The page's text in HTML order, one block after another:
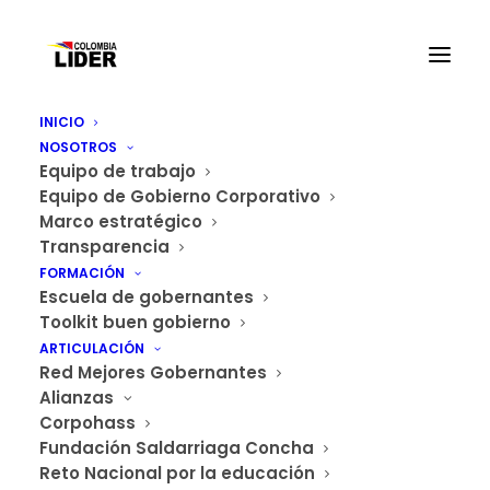
INICIO
NOSOTROS
Equipo de trabajo
Equipo de Gobierno Corporativo
Marco estratégico
Transparencia
FORMACIÓN
Escuela de gobernantes
Toolkit buen gobierno
ARTICULACIÓN
Red Mejores Gobernantes
Alianzas
Corpohass
Fundación Saldarriaga Concha
Reto Nacional por la educación
Para acceder a esta capacitación,
Colombia Líder a través de la Escuela de
Gobernantes, abrió convocatoria para
seleccionar a los 40 becarios.
El curso nació como iniciativa de los
mismos gobernantes quienes solicitaron
más información y conocimiento para la
formulación de sus proyectos.